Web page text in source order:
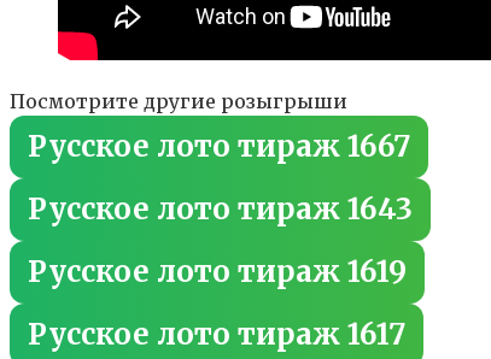
Посмотрите другие розыгрыши
Русское лото тираж 1667
Русское лото тираж 1643
Русское лото тираж 1619
Русское лото тираж 1617